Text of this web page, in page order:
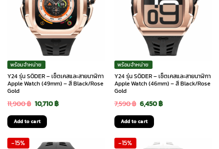
พร้อมจำหน่าย
Y24 รุ่น SÖDER – เซ็ตเคสและสายนาฬิกา
Apple Watch (49mm) – สี Black/Rose
Gold
11,900฿ Original
price
was:
11,900 ฿.
10,710฿Current
10,710 ฿.
Add to cart
พร้อมจำหน่าย
Y24 รุ่น SÖDER – เซ็ตเคสและสายนาฬิกา
Apple Watch (46mm) – สี Black/Rose
Gold
7,590฿ Original
price
was:
7,590 ฿.
6,450฿Current
6,450 ฿.
Add to cart
-15% -15%